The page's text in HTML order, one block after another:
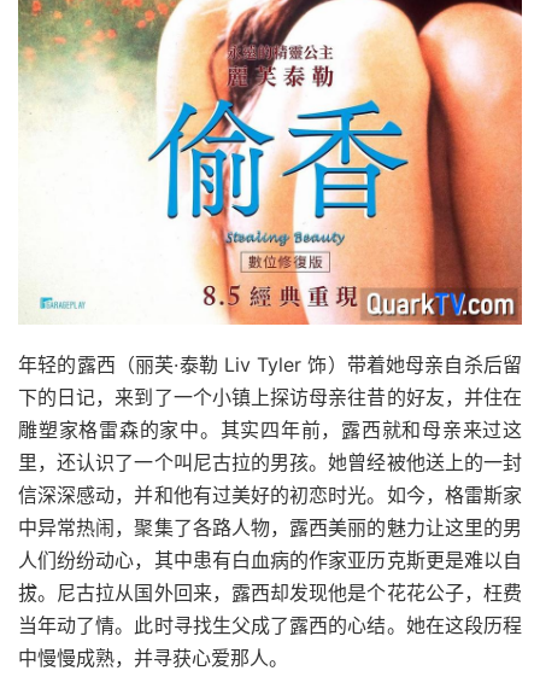
年轻的露西（丽芙·泰勒 Liv Tyler 饰）带着她母亲自杀后留
下的日记，来到了一个小镇上探访母亲往昔的好友，并住在
雕塑家格雷森的家中。其实四年前，露西就和母亲来过这
里，还认识了一个叫尼古拉的男孩。她曾经被他送上的一封
信深深感动，并和他有过美好的初恋时光。如今，格雷斯家
中异常热闹，聚集了各路人物，露西美丽的魅力让这里的男
人们纷纷动心，其中患有白血病的作家亚历克斯更是难以自
拔。尼古拉从国外回来，露西却发现他是个花花公子，枉费
当年动了情。此时寻找生父成了露西的心结。她在这段历程
中慢慢成熟，并寻获心爱那人。